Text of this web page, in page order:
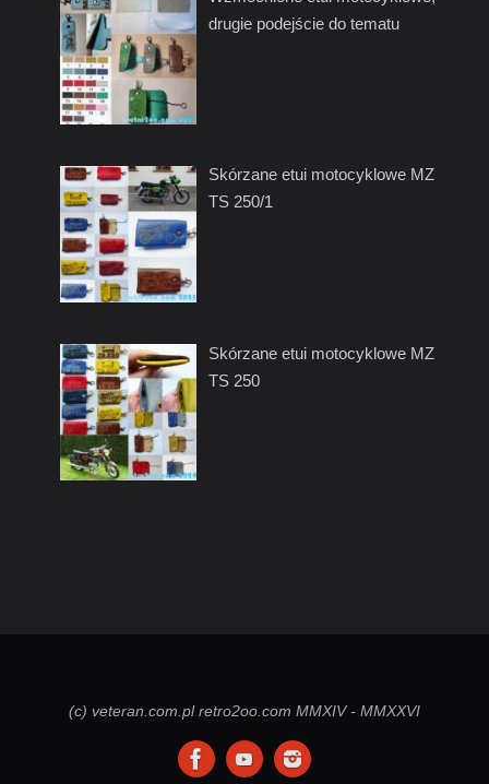
drugie podejście do tematu
Skórzane etui motocyklowe MZ
TS 250/1
Skórzane etui motocyklowe MZ
TS 250
(c) veteran.com.pl retro2oo.com MMXIV - MMXXVI